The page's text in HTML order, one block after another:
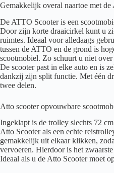
Gemakkelijk overal naartoe met
De ATTO Scooter is een
Door zijn korte draaicirkel kunt u
ruimtes. Ideaal voor alledaags
tussen de ATTO en de grond is
scootmobiel. Zo schuurt u niet
De scooter past in elke auto en is
dankzij zijn split functie. Met één
twee delen.
Atto scooter opvouwbare
Ingeklapt is de trolley slechts 72
Atto Scooter als een echte
gemakkelijk uit elkaar klikken,
vervoeren. Hierdoor is het
Ideaal als u de Atto Scooter moet